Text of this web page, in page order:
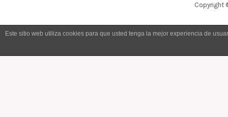
Copyright
Este sitio web utiliza cookies para que usted tenga la mejor experiencia de